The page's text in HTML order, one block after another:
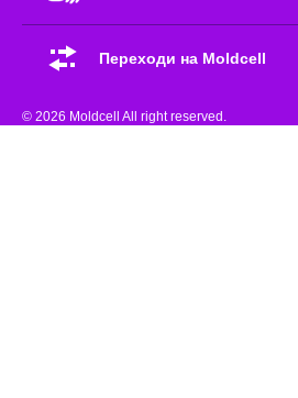
Переходи на Moldcell
© 2026 Moldcell All right reserved.